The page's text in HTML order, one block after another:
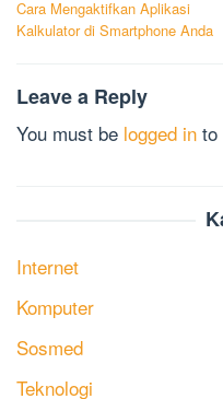
navigation
Cara Mengaktifkan Aplikasi
Kalkulator di Smartphone Anda
Leave a Reply
You must be logged in to
Internet
Komputer
Sosmed
Teknologi